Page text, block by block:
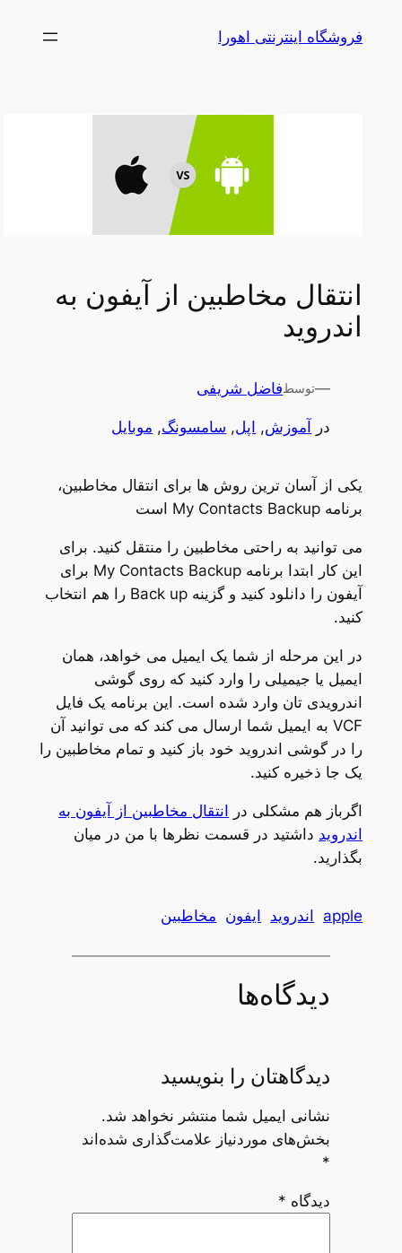
فروشگاه اینترنتی اهورا
انتقال مخاطبین از آیفون به
اندروید
—توسطفاضل شریفی
در آموزش, اپل, سامسونگ, موبایل
یکی از آسان ترین روش ها برای انتقال مخاطبین،
برنامه My Contacts Backup است
می توانید به راحتی مخاطبین را منتقل کنید. برای
این کار ابتدا برنامه My Contacts Backup برای
آیفون را دانلود کنید و گزینه Back up را هم انتخاب
کنید.
در این مرحله از شما یک ایمیل می خواهد، همان
ایمیل یا جیمیلی را وارد کنید که روی گوشی
اندرویدی تان وارد شده است. این برنامه یک فایل
VCF به ایمیل شما ارسال می کند که می توانید آن
را در گوشی اندروید خود باز کنید و تمام مخاطبین را
یک جا ذخیره کنید.
اگرباز هم مشکلی در انتقال مخاطبین از آیفون به
اندروید داشتید در قسمت نظرها با من در میان
بگذارید.
apple اندروید ایفون مخاطبین
دیدگاه‌ها
دیدگاهتان را بنویسید
نشانی ایمیل شما منتشر نخواهد شد.
بخش‌های موردنیاز علامت‌گذاری شده‌اند
*
دیدگاه *